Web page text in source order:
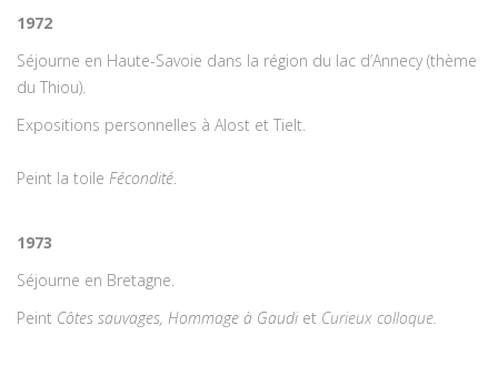
1972
Séjourne en Haute-Savoie dans la région du lac d’Annecy (thème
du Thiou).
Expositions personnelles à Alost et Tielt.
Peint la toile Fécondité.
1973
Séjourne en Bretagne.
Peint Côtes sauvages, Hommage à Gaudi et Curieux colloque.